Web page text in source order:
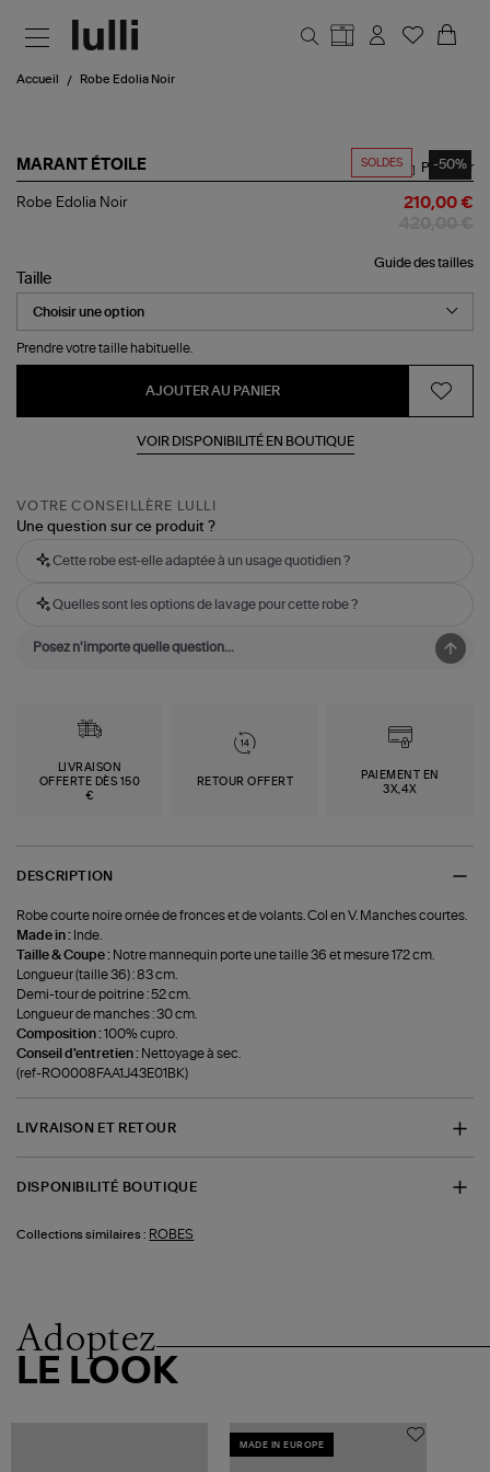
Accueil Robe Edolia Noir
SOLDES -50%
MARANT ÉTOILE
Robe
Partager
Robe Edolia Noir 210,00 €
Guide des tailles
Taille
Prendre votre taille habituelle.
AJOUTER AU PANIER
VOIR DISPONIBILITÉ EN BOUTIQUE
VOTRE CONSEILLÈRE LULLI
Une question sur ce produit ?
Cette robe est-elle adaptée à un usage quotidien ?
Quelles sont les options de lavage pour cette robe ?
LIVRAISON
OFFERTE DÈS 150
€
RETOUR OFFERT
PAIEMENT EN
3X,4X
DESCRIPTION
Robe courte noire ornée de fronces et de volants. Col en V. Manches courtes.
Made in : Inde.
Taille & Coupe : Notre mannequin porte une taille 36 et mesure 172 cm.
Longueur (taille 36) : 83 cm.
Demi-tour de poitrine : 52 cm.
Longueur de manches : 30 cm.
Composition :100% cupro.
Conseil d'entretien : Nettoyage à sec.
(ref-RO0008FAA1J43E01BK)
LIVRAISON ET RETOUR
DISPONIBILITÉ BOUTIQUE
Collections similaires : ROBES
Adoptez
LE LOOK
MADE IN EUROPE